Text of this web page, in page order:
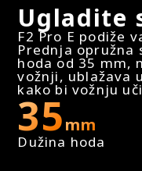
Ugladite
F2 Pro E podiže
Prednja opružna
hoda od 35 mm,
vožnji, ublažava
kako bi vožnju
35mm
Dužina hoda
Sklapanje u 2
Prikaz Informacija
Kolor displej na
Informacije na LED